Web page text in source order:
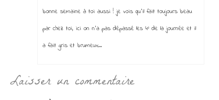
bonne semaine à toi aussi ! je vois qu’il fait toujours beau
par chez toi, ici on n’a pas dépassé les 4° de la journée et il
a fait gris et brumeux…
Laisser un commentaire